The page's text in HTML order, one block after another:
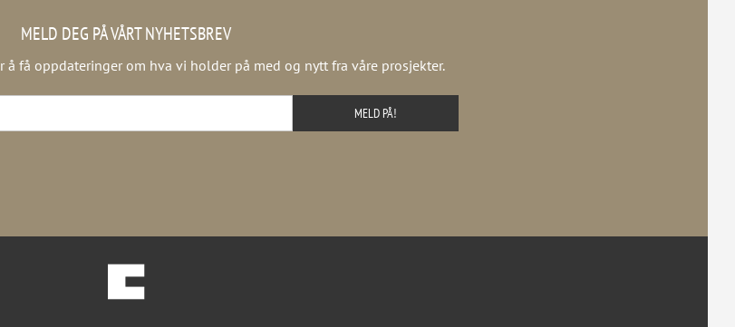
MELD DEG PÅ VÅRT NYHETSBREV
å få oppdateringer om hva vi holder på med og nytt fra våre prosjekter.